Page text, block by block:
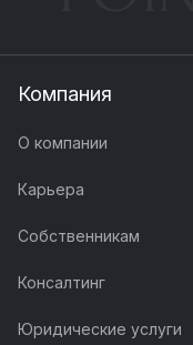
Компания
О компании
Карьера
Собственникам
Консалтинг
Юридические услуги